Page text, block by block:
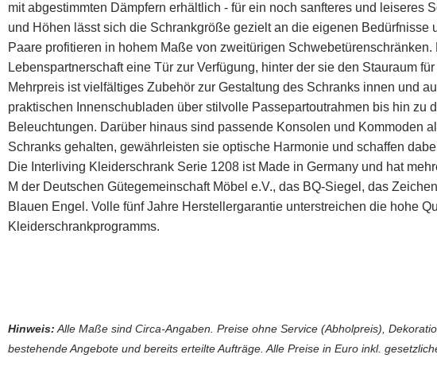
mit abgestimmten Dämpfern erhältlich - für ein noch sanfteres und leiseres
und Höhen lässt sich die Schrankgröße gezielt an die eigenen Bedürfnisse
Paare profitieren in hohem Maße von zweitürigen
Lebenspartnerschaft eine Tür zur Verfügung, hinter der sie den Stauraum
Mehrpreis ist vielfältiges Zubehör zur Gestaltung des Schranks innen und
praktischen Innenschubladen über stilvolle Passepartoutrahmen bis hin zu
Beleuchtungen. Darüber hinaus sind passende Konsolen und Kommoden
Schranks gehalten, gewährleisten sie optische Harmonie und schaffen
Die Interliving Kleiderschrank Serie 1208 ist Made in Germany und hat
M der Deutschen Gütegemeinschaft Möbel e.V., das BQ-Siegel, das
Blauen Engel. Volle fünf Jahre Herstellergarantie unterstreichen die hohe
Kleiderschrankprogramms.
Hinweis: Alle Maße sind Circa-Angaben. Preise ohne Service (Abholpreis),
bestehende Angebote und bereits erteilte Aufträge. Alle Preise in Euro inkl.